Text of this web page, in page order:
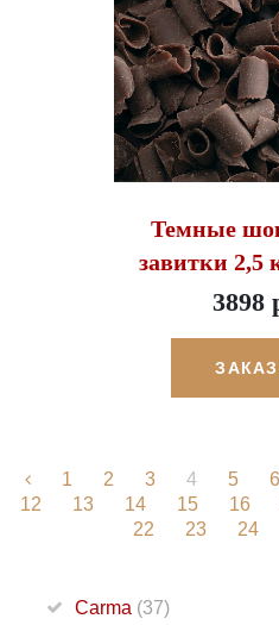
Темные
завитки 2,5
3898
1 2 3 4 5 6
12
13 14 15 16
22
23 24
Carma (37)